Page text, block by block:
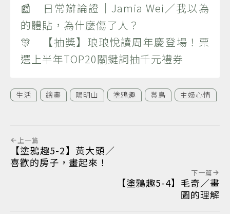
📰 日常辯論證｜Jamia Wei／我以為
的體貼，為什麼傷了人？
🎊 【抽獎】琅琅悅讀周年慶登場！票
選上半年TOP20關鍵詞抽千元禮券
生活 繪畫 陽明山 塗鴉趣 賞鳥 主婦心情
上一篇
【塗鴉趣5-2】黃大頭／
喜歡的房子，畫起來！
下一篇
【塗鴉趣5-4】毛奇／畫
圖的理解